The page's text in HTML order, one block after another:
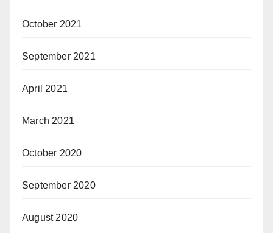
October 2021
September 2021
April 2021
March 2021
October 2020
September 2020
August 2020